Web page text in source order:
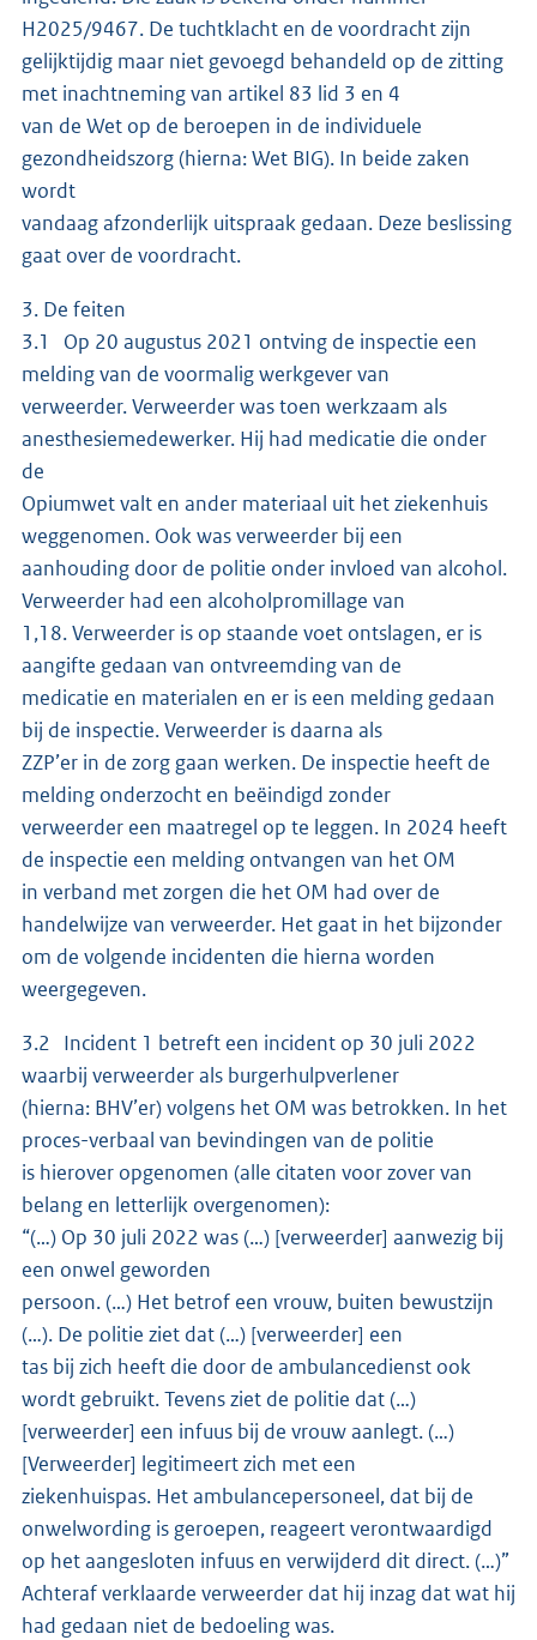
H2025/9467. De tuchtklacht en de voordracht zijn
gelijktijdig maar niet gevoegd behandeld op de zitting
met inachtneming van artikel 83 lid 3 en 4
van de Wet op de beroepen in de individuele
gezondheidszorg (hierna: Wet BIG). In beide zaken
wordt
vandaag afzonderlijk uitspraak gedaan. Deze beslissing
gaat over de voordracht.
3. De feiten
3.1 Op 20 augustus 2021 ontving de inspectie een
melding van de voormalig werkgever van
verweerder. Verweerder was toen werkzaam als
anesthesiemedewerker. Hij had medicatie die onder
de
Opiumwet valt en ander materiaal uit het ziekenhuis
weggenomen. Ook was verweerder bij een
aanhouding door de politie onder invloed van alcohol.
Verweerder had een alcoholpromillage van
1,18. Verweerder is op staande voet ontslagen, er is
aangifte gedaan van ontvreemding van de
medicatie en materialen en er is een melding gedaan
bij de inspectie. Verweerder is daarna als
ZZP’er in de zorg gaan werken. De inspectie heeft de
melding onderzocht en beëindigd zonder
verweerder een maatregel op te leggen. In 2024 heeft
de inspectie een melding ontvangen van het OM
in verband met zorgen die het OM had over de
handelwijze van verweerder. Het gaat in het bijzonder
om de volgende incidenten die hierna worden
weergegeven.
3.2 Incident 1 betreft een incident op 30 juli 2022
waarbij verweerder als burgerhulpverlener
(hierna: BHV’er) volgens het OM was betrokken. In het
proces-verbaal van bevindingen van de politie
is hierover opgenomen (alle citaten voor zover van
belang en letterlijk overgenomen):
“(…) Op 30 juli 2022 was (…) [verweerder] aanwezig bij
een onwel geworden
persoon. (…) Het betrof een vrouw, buiten bewustzijn
(…). De politie ziet dat (…) [verweerder] een
tas bij zich heeft die door de ambulancedienst ook
wordt gebruikt. Tevens ziet de politie dat (…)
[verweerder] een infuus bij de vrouw aanlegt. (…)
[Verweerder] legitimeert zich met een
ziekenhuispas. Het ambulancepersoneel, dat bij de
onwelwording is geroepen, reageert verontwaardigd
op het aangesloten infuus en verwijderd dit direct. (…)”
Achteraf verklaarde verweerder dat hij inzag dat wat hij
had gedaan niet de bedoeling was.